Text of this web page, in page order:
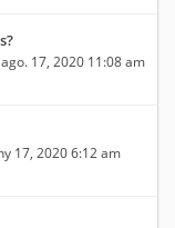
17, 2020 11:08 am
17, 2020 6:12 am